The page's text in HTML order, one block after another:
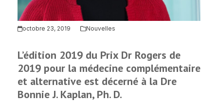
octobre 23, 2019 Nouvelles
L’édition 2019 du Prix Dr Rogers de
2019 pour la médecine complémentaire
et alternative est décerné à la Dre
Bonnie J. Kaplan, Ph. D.